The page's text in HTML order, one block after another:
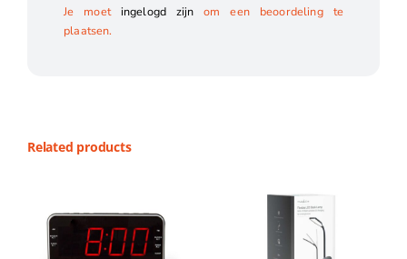
Je moet ingelogd zijn om een beoordeling te
plaatsen.
Related products